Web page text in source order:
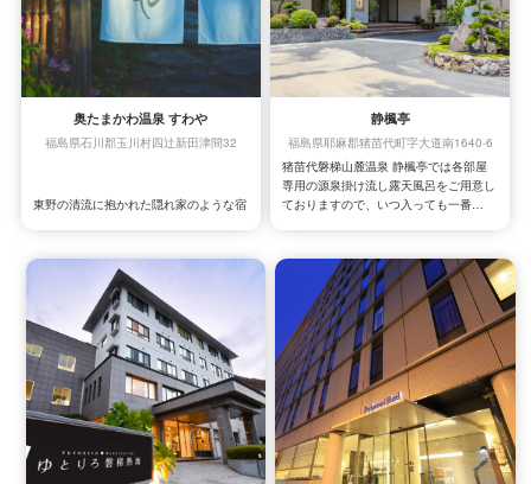
奥たまかわ温泉 すわや
福島県石川郡玉川村四辻新田津間32
東野の清流に抱かれた隠れ家のような宿
大自然を満喫できます。自家源泉の温泉
がもたらす温もりに包まれ、日頃の疲れ
を癒やしませんか。
静楓亭
福島県耶麻郡猪苗代町字大道南1640-6
猪苗代磐梯山麓温泉 静楓亭では各部屋
専用の源泉掛け流し露天風呂をご用意し
ておりますので、いつ入っても一番風呂
屋造りの全11室（各約30坪）でお布団
を敷いた10畳と12畳の二間をそして、
13畳のフローリングもご用意しました。
旬の素材を活かしたお料理とお風呂、磐
梯山の四季折々の姿をゆっくりとご堪能
ください。
館内は車椅子でのご利用も可能に全体的
にゆったりとした造りになっておりま
す。